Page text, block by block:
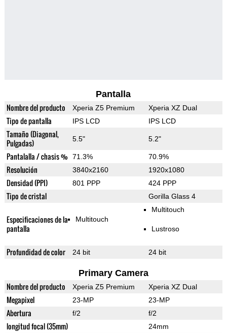
Pantalla
Nombre del producto Xperia Z5 Premium Xperia XZ Dual
Tipo de pantalla IPS LCD IPS LCD
Tamaño (Diagonal,
Pulgadas)
5.5" 5.2"
Pantalalla / chasis % 71.3% 70.9%
Resolución 3840x2160 1920x1080
Densidad (PPI) 801 PPP 424 PPP
Tipo de cristal Gorilla Glass 4
Especificaciones de la
pantalla
Multitouch
Multitouch
Lustroso
Profundidad de color 24 bit 24 bit
Primary Camera
Nombre del producto Xperia Z5 Premium Xperia XZ Dual
Megapixel 23-MP 23-MP
Abertura f/2 f/2
longitud focal (35mm) 24mm